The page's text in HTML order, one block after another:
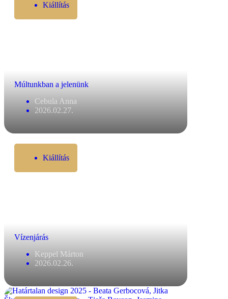
Kiállítás
Múltunkban a jelenünk
Cebula Anna
2026.02.27.
Kiállítás
Vízenjárás
Keppel Márton
2026.02.26.